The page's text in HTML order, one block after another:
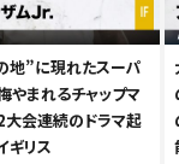
地”に現れたスーパ
まれるチャップマ
会連続のドラマ起
ギリス